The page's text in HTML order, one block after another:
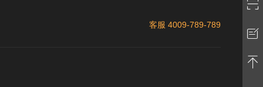
客服 4009-789-789